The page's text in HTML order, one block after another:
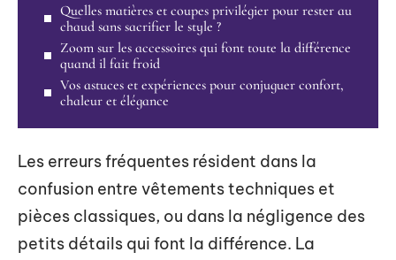
Quelles matières et coupes privilégier pour rester au
chaud sans sacrifier le style ?
Zoom sur les accessoires qui font toute la différence
quand il fait froid
Vos astuces et expériences pour conjuguer confort,
chaleur et élégance
Les erreurs fréquentes résident dans la
confusion entre vêtements techniques et
pièces classiques, ou dans la négligence des
petits détails qui font la différence. La